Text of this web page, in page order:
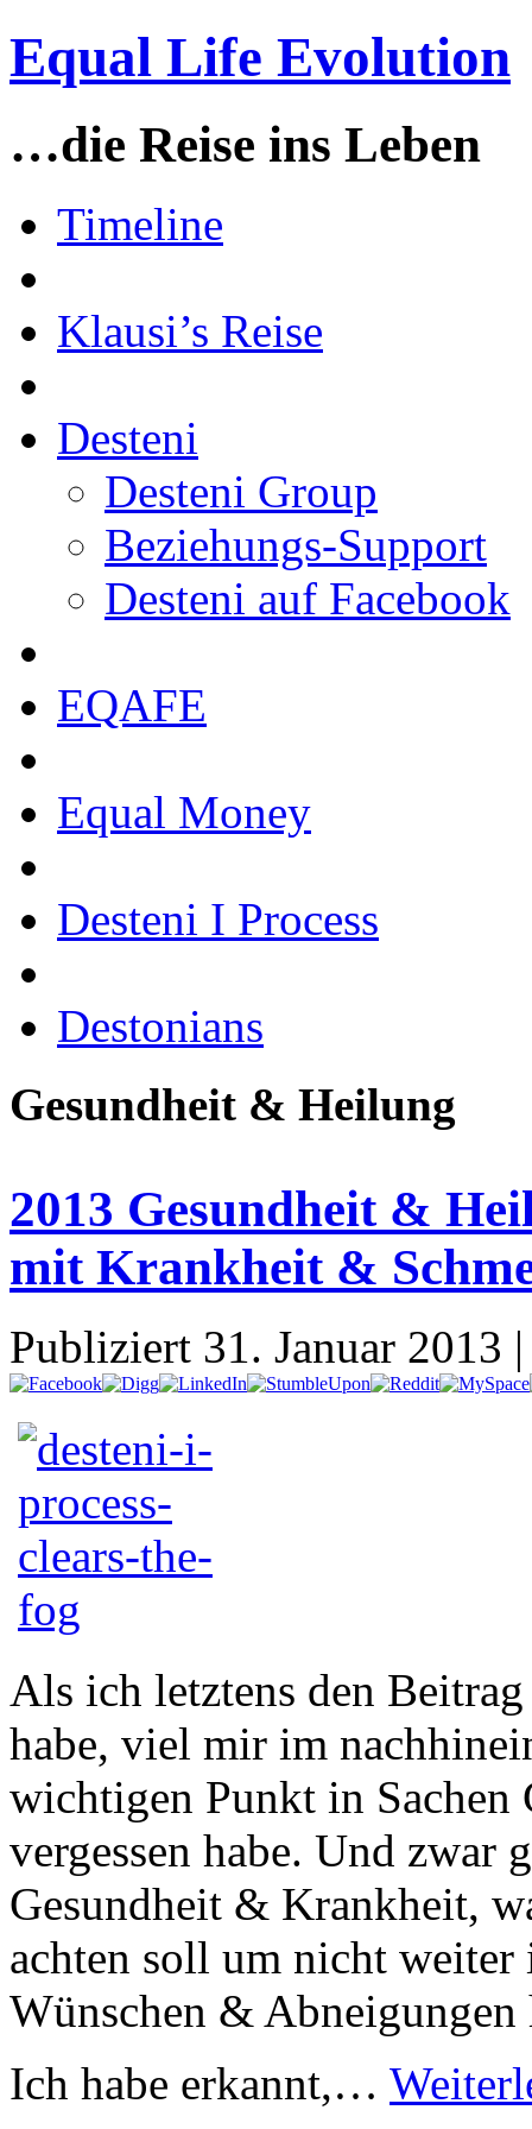
Equal Life Evolution
…die Reise ins Leben
Timeline
Klausi’s Reise
Desteni
Desteni Group
Beziehungs-Support
Desteni auf Facebook
EQAFE
Equal Money
Desteni I Process
Destonians
Gesundheit & Heilung
2013 Gesundheit &
mit Krankheit &
Publiziert 31. Januar 2013
Als ich letztens den
habe, viel mir im
wichtigen Punkt in
vergessen habe. Und zwar
Gesundheit & Krankheit,
achten soll um nicht
Wünschen &
Ich habe erkannt,…